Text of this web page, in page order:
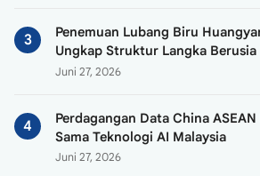
Penemuan Lubang Biru
Ungkap Struktur Langka Berusia
Juni 27, 2026
Perdagangan Data China
Sama Teknologi AI Malaysia
Juni 27, 2026